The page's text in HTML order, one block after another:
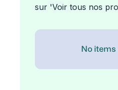
sur 'Voir tous nos
No items